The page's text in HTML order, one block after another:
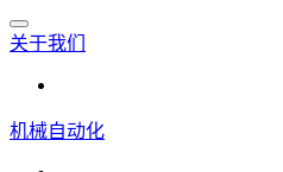
关于我们
机械自动化